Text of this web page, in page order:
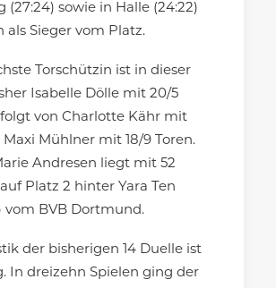
(27:24) sowie in Halle (24:22)
als Sieger vom Platz.
Torschützin ist in dieser
Isabelle Dölle mit 20/5
von Charlotte Kähr mit
Maxi Mühlner mit 18/9 Toren.
Andresen liegt mit 52
Platz 2 hinter Yara Ten
vom BVB Dortmund.
der bisherigen 14 Duelle ist
In dreizehn Spielen ging der